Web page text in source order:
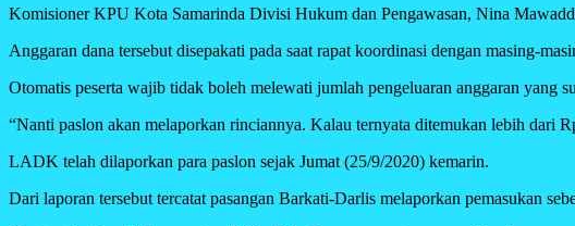
Komisioner KPU Kota Samarinda Divisi Hukum dan Pengawasan, Nina
Anggaran dana tersebut disepakati pada saat rapat koordinasi dengan masing-
Otomatis peserta wajib tidak boleh melewati jumlah pengeluaran anggaran yang
“Nanti paslon akan melaporkan rinciannya. Kalau ternyata ditemukan lebih dari
LADK telah dilaporkan para paslon sejak Jumat (25/9/2020) kemarin.
Dari laporan tersebut tercatat pasangan Barkati-Darlis melaporkan pemasukan